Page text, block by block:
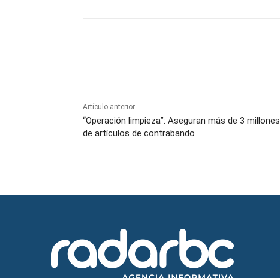
Artículo anterior
“Operación limpieza”: Aseguran más de 3 millones
de artículos de contrabando